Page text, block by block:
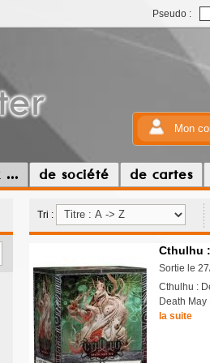
Pseudo :
Mon
... de société de cartes
Tri :
Cthulhu
Sortie le
Cthulhu :
Death
la suite